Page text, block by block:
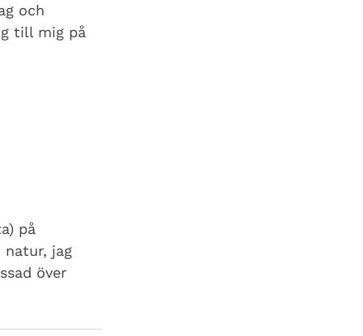
och
till mig på
på
jag
över